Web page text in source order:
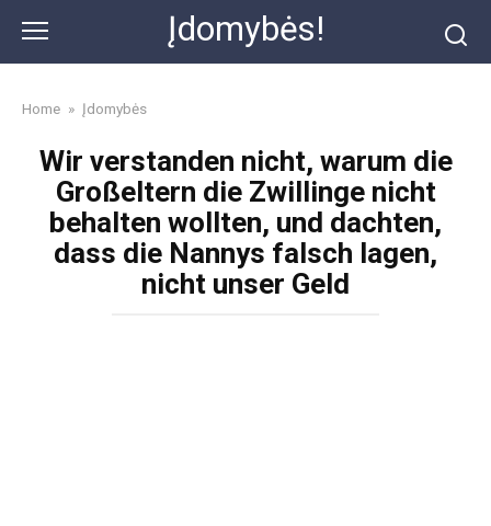
content
Įdomybės!
Home » Įdomybės
Wir verstanden nicht, warum die
Großeltern die Zwillinge nicht
behalten wollten, und dachten,
dass die Nannys falsch lagen,
nicht unser Geld